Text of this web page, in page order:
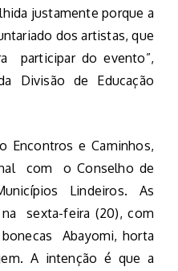
justamente porque a
dos artistas, que
participar do evento”,
Divisão de Educação
e Caminhos,
com o Conselho de
Lindeiros. As
sexta-feira (20), com
Abayomi, horta
A intenção é que a